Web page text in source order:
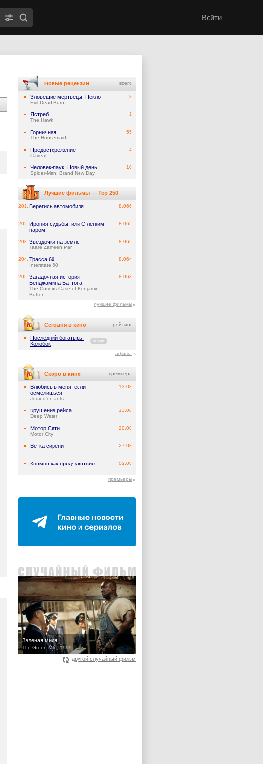
Войти
Новые рецензии всего
Зловещие мертвецы: Пекло
Evil Dead Burn
8
Ястреб
The Hawk
1
Горничная
The Housemaid
55
Предостережение
Caveat
4
Человек-паук: Новый день
Spider-Man: Brand New Day
10
Лучшие фильмы — Top 250
201. Берегись автомобиля 8.066
202.
Ирония судьбы, или С легким
паром!
8.065
203. Звёздочки на земле
Taare Zameen Par
8.065
204. Трасса 60
Interstate 60
8.064
205. Загадочная история
Бенджамина Баттона
The Curious Case of Benjamin
Button
8.063
лучшие фильмы
Сегодня в кино рейтинг
Последний богатырь.
Колобок
ПРОМО
афиша
Скоро в кино премьера
Влюбись в меня, если
осмелишься
Jeux d'enfants
13.08
Крушение рейса
Deep Water
13.08
Мотор Сити
Motor City
20.08
Ветка сирени 27.08
Космос как предчувствие 03.09
премьеры
Зеленая миля
The Green Mile, 1999
другой случайный фильм